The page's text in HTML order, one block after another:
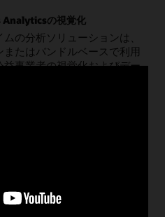
の視覚化
ムの分析ソリューションは、
またはバンドルベースで利用
益事業者の視覚化およびデー
の実績のある幅広いユースケ